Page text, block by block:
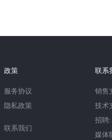
政策
服务协议
隐私政策
联系我们
联系
销售
技术
招聘
媒体